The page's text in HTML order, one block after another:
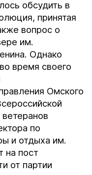
обсудить в
принятая
вопрос о
им.
Однако
время своего
Омского
по
и отдыха им.
на пост
от партии